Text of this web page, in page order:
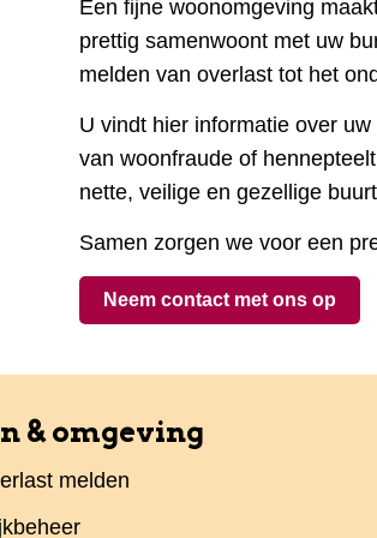
Een fijne woonomgeving
prettig samenwoont met uw
melden van overlast tot het
U vindt hier informatie over
van woonfraude of
nette, veilige en gezellige
Samen zorgen we voor een
Neem contact met ons op
& omgeving
melden